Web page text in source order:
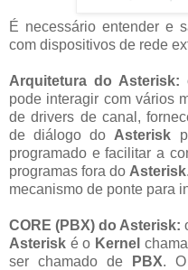
É necessário entender e
com dispositivos de rede
Arquitetura do Asterisk:
pode interagir com vários
de drivers de canal,
de diálogo do Asterisk
programado e facilitar a
programas fora do Asterisk
mecanismo de ponte para
CORE (PBX) do Asterisk:
Asterisk é o Kernel
ser chamado de
PBX. O